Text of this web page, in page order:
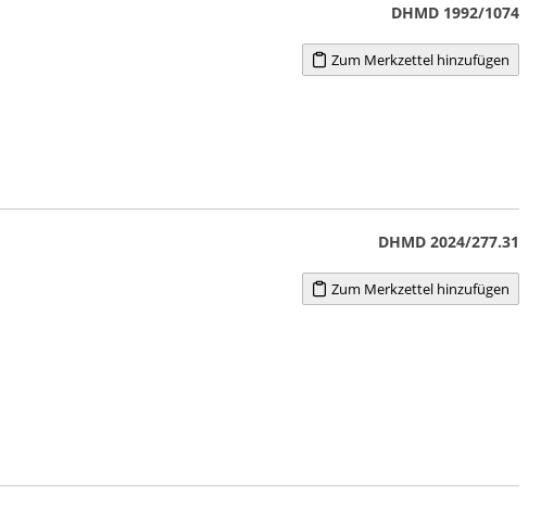
DHMD 1992/1074
Zum Merkzettel hinzufügen
DHMD 2024/277.31
Zum Merkzettel hinzufügen